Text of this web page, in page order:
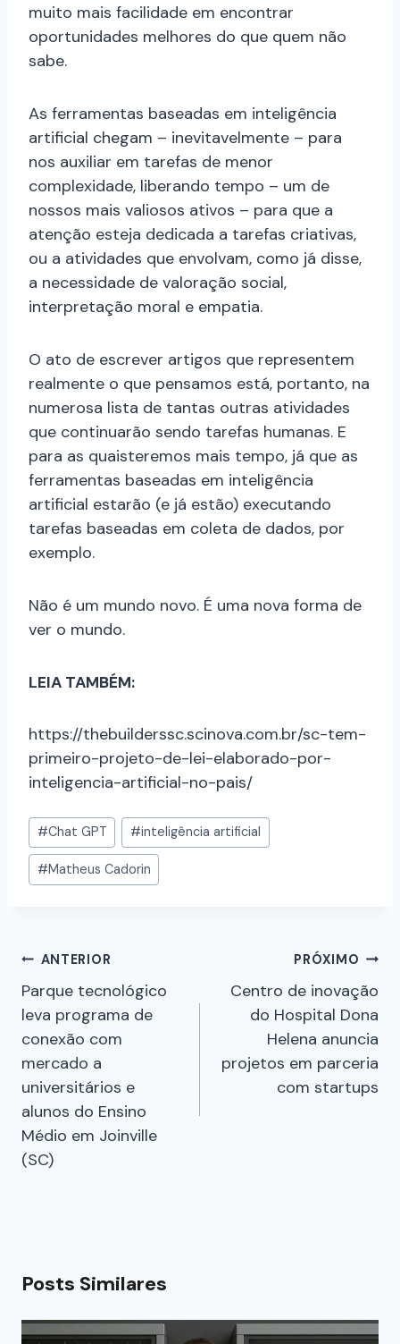
muito mais facilidade em encontrar
oportunidades melhores do que quem não
sabe.
As ferramentas baseadas em inteligência
artificial chegam – inevitavelmente – para
nos auxiliar em tarefas de menor
complexidade, liberando tempo – um de
nossos mais valiosos ativos – para que a
atenção esteja dedicada a tarefas criativas,
ou a atividades que envolvam, como já disse,
a necessidade de valoração social,
interpretação moral e empatia.
O ato de escrever artigos que representem
realmente o que pensamos está, portanto, na
numerosa lista de tantas outras atividades
que continuarão sendo tarefas humanas. E
para as quaisteremos mais tempo, já que as
ferramentas baseadas em inteligência
artificial estarão (e já estão) executando
tarefas baseadas em coleta de dados, por
exemplo.
Não é um mundo novo. É uma nova forma de
ver o mundo.
LEIA TAMBÉM:
https://thebuilderssc.scinova.com.br/sc-tem-
primeiro-projeto-de-lei-elaborado-por-
inteligencia-artificial-no-pais/
#Chat GPT #inteligência artificial
#Matheus Cadorin
ANTERIOR
Parque tecnológico
leva programa de
conexão com
mercado a
universitários e
alunos do Ensino
Médio em Joinville
(SC)
PRÓXIMO
Centro de inovação
do Hospital Dona
Helena anuncia
projetos em parceria
com startups
Posts Similares